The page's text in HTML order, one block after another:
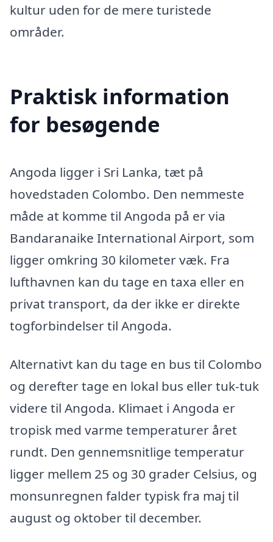
kultur uden for de mere turistede
områder.
Praktisk information
for besøgende
Angoda ligger i Sri Lanka, tæt på
hovedstaden Colombo. Den nemmeste
måde at komme til Angoda på er via
Bandaranaike International Airport, som
ligger omkring 30 kilometer væk. Fra
lufthavnen kan du tage en taxa eller en
privat transport, da der ikke er direkte
togforbindelser til Angoda.
Alternativt kan du tage en bus til Colombo
og derefter tage en lokal bus eller tuk-tuk
videre til Angoda. Klimaet i Angoda er
tropisk med varme temperaturer året
rundt. Den gennemsnitlige temperatur
ligger mellem 25 og 30 grader Celsius, og
monsunregnen falder typisk fra maj til
august og oktober til december.